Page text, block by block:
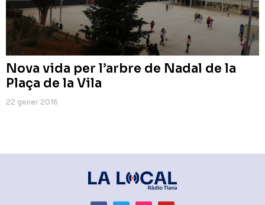
Nova vida per l’arbre de Nadal de la
Plaça de la Vila
22 gener 2016